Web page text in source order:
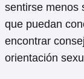
sentirse menos
que puedan
encontrar
orientación